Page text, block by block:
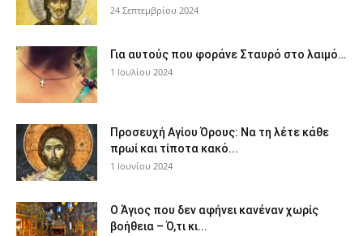
24 Σεπτεμβρίου 2024
Για αυτούς που φοράνε Σταυρό στο λαιμό…
1 Ιουλίου 2024
Προσευχή Αγίου Όρους: Να τη λέτε κάθε
πρωί και τίποτα κακό...
1 Ιουνίου 2024
Ο Άγιος που δεν αφήνει κανέναν χωρίς
βοήθεια – Ό,τι κι...